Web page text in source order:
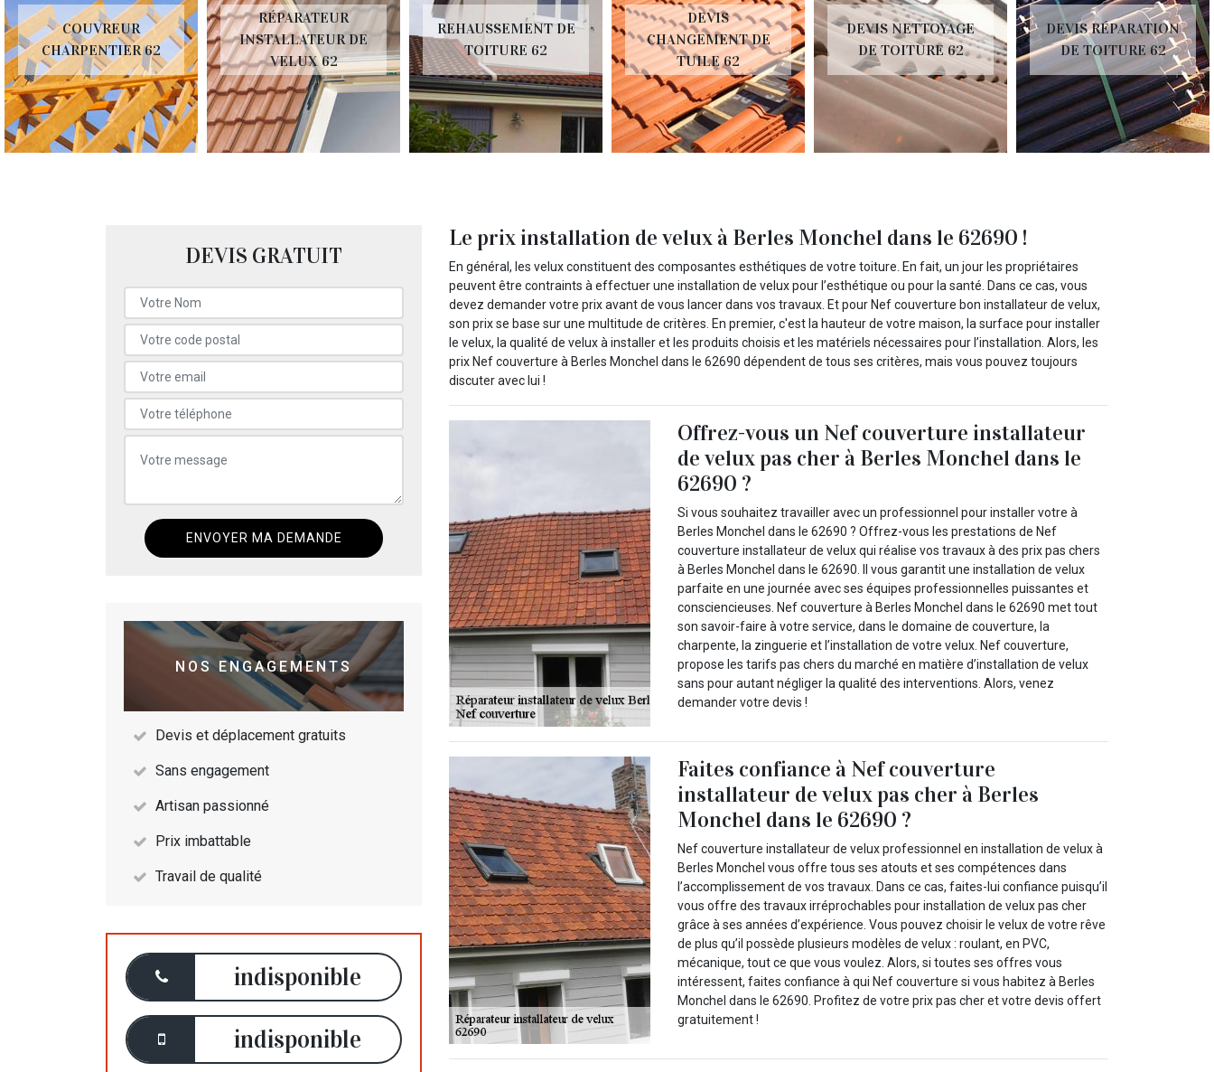
COUVREUR
CHARPENTIER 62
RÉPARATEUR
INSTALLATEUR DE
VELUX 62
REHAUSSEMENT DE
TOITURE 62
DEVIS
CHANGEMENT DE
TUILE 62
DEVIS NETTOYAGE
DE TOITURE 62
DEVIS RÉPARATION
DE TOITURE 62
DEVIS GRATUIT
NOS ENGAGEMENTS
Devis et déplacement gratuits
Sans engagement
Artisan passionné
Prix imbattable
Travail de qualité
indisponible
indisponible
Le prix installation de velux à Berles Monchel dans le 62690 !
En général, les velux constituent des composantes esthétiques de votre toiture. En fait, un jour les propriétaires
peuvent être contraints à effectuer une installation de velux pour l’esthétique ou pour la santé. Dans ce cas, vous
devez demander votre prix avant de vous lancer dans vos travaux. Et pour Nef couverture bon installateur de velux,
son prix se base sur une multitude de critères. En premier, c'est la hauteur de votre maison, la surface pour installer
le velux, la qualité de velux à installer et les produits choisis et les matériels nécessaires pour l’installation. Alors, les
prix Nef couverture à Berles Monchel dans le 62690 dépendent de tous ses critères, mais vous pouvez toujours
discuter avec lui !
Offrez-vous un Nef couverture installateur
de velux pas cher à Berles Monchel dans le
62690 ?
Si vous souhaitez travailler avec un professionnel pour installer votre à
Berles Monchel dans le 62690 ? Offrez-vous les prestations de Nef
couverture installateur de velux qui réalise vos travaux à des prix pas chers
à Berles Monchel dans le 62690. Il vous garantit une installation de velux
parfaite en une journée avec ses équipes professionnelles puissantes et
consciencieuses. Nef couverture à Berles Monchel dans le 62690 met tout
son savoir-faire à votre service, dans le domaine de couverture, la
charpente, la zinguerie et l’installation de votre velux. Nef couverture,
propose les tarifs pas chers du marché en matière d’installation de velux
sans pour autant négliger la qualité des interventions. Alors, venez
demander votre devis !
Faites confiance à Nef couverture
installateur de velux pas cher à Berles
Monchel dans le 62690 ?
Nef couverture installateur de velux professionnel en installation de velux à
Berles Monchel vous offre tous ses atouts et ses compétences dans
l’accomplissement de vos travaux. Dans ce cas, faites-lui confiance puisqu’il
vous offre des travaux irréprochables pour installation de velux pas cher
grâce à ses années d’expérience. Vous pouvez choisir le velux de votre rêve
de plus qu’il possède plusieurs modèles de velux : roulant, en PVC,
mécanique, tout ce que vous voulez. Alors, si toutes ses offres vous
intéressent, faites confiance à qui Nef couverture si vous habitez à Berles
Monchel dans le 62690. Profitez de votre prix pas cher et votre devis offert
gratuitement !